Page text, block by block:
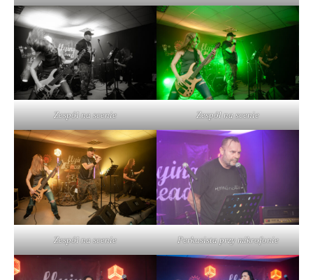
Zespół na scenie Zespół na scenie
Zespół na scenie Perkusista przy mikrofonie